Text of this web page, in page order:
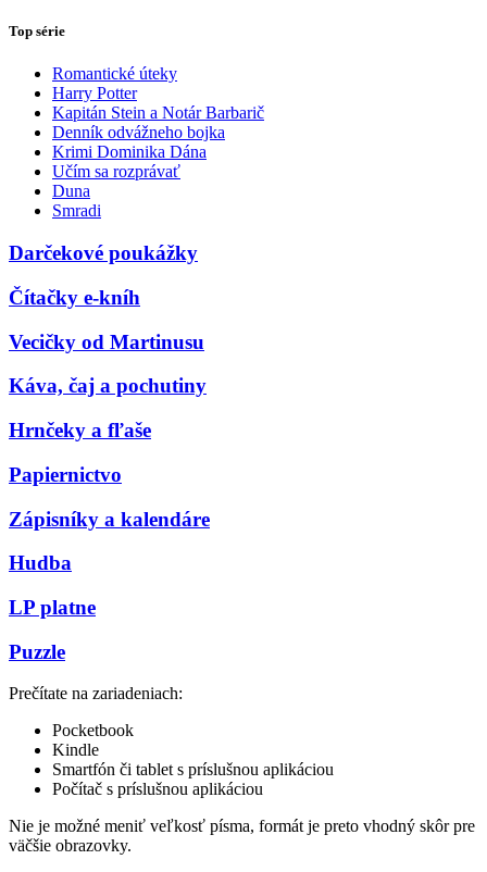
Top série
Romantické úteky
Harry Potter
Kapitán Stein a Notár Barbarič
Denník odvážneho bojka
Krimi Dominika Dána
Učím sa rozprávať
Duna
Smradi
Darčekové poukážky
Čítačky e-kníh
Vecičky od Martinusu
Káva, čaj a pochutiny
Hrnčeky a fľaše
Papiernictvo
Zápisníky a kalendáre
Hudba
LP platne
Puzzle
Prečítate na zariadeniach:
Pocketbook
Kindle
Smartfón či tablet s príslušnou aplikáciou
Počítač s príslušnou aplikáciou
Nie je možné meniť veľkosť písma, formát je preto vhodný skôr pre
väčšie obrazovky.